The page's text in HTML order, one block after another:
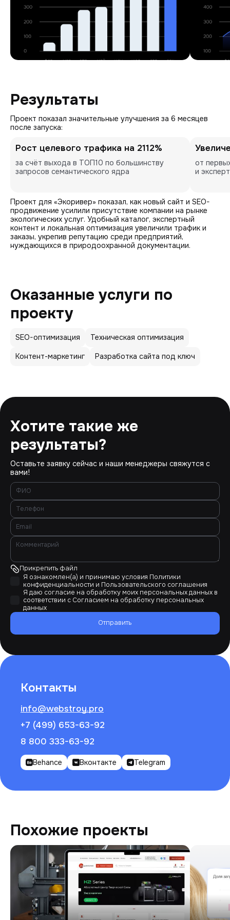
Результаты
Проект показал значительные улучшения за 6 месяцев
после запуска:
Рост целевого трафика на 2112%
за счёт выхода в ТОП10 по большинству
запросов семантического ядра
от
и
Проект для «Экоривер» показал, как новый сайт и SEO-
продвижение усилили присутствие компании на рынке
экологических услуг. Удобный каталог, экспертный
контент и локальная оптимизация увеличили трафик и
заказы, укрепив репутацию среди предприятий,
нуждающихся в природоохранной документации.
Оказанные услуги по
проекту
SEO-оптимизация Техническая оптимизация
Контент-маркетинг Разработка сайта под ключ
Хотите такие же
результаты?
Оставьте заявку сейчас и наши менеджеры свяжутся с
вами!
Прикрепить файл
Я ознакомлен(а) и принимаю условия Политики
конфиденциальности и Пользовательского соглашения
Я даю согласие на обработку моих персональных данных в
соответствии с Согласием на обработку персональных
данных
Отправить
Контакты
info@webstroy.pro
+7 (499) 653-63-92
8 800 333-63-92
Behance Вконтакте Telegram
Похожие проекты